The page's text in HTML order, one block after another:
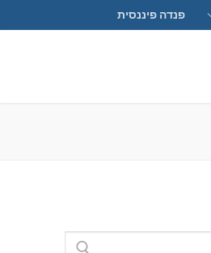
פנדה פיננסית